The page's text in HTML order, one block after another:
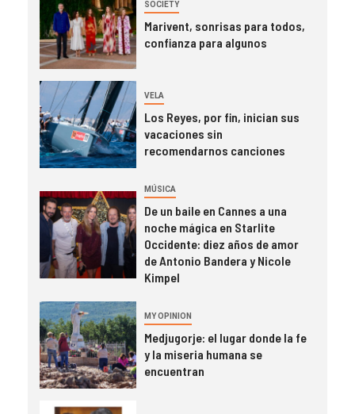
SOCIETY
Marivent, sonrisas para todos,
confianza para algunos
VELA
Los Reyes, por fin, inician sus
vacaciones sin
recomendarnos canciones
MÚSICA
De un baile en Cannes a una
noche mágica en Starlite
Occidente: diez años de amor
de Antonio Bandera y Nicole
Kimpel
MY OPINION
Medjugorje: el lugar donde la fe
y la miseria humana se
encuentran